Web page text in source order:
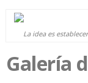
La idea es
Galería